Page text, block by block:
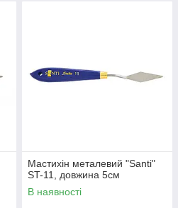
Мастихін металевий "Santi"
ST-11, довжина 5см
В наявності